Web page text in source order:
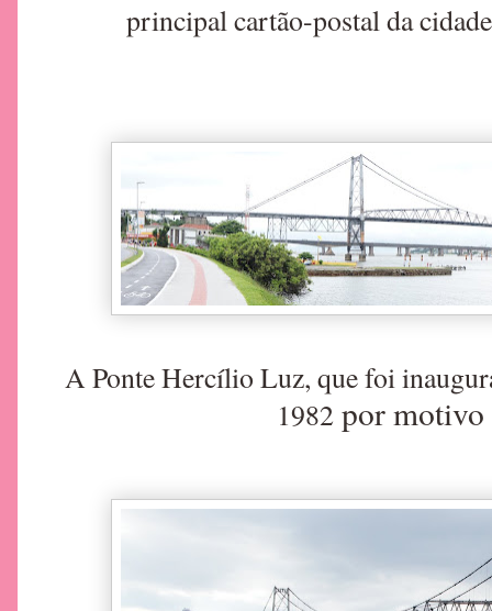
principal cartão-postal da
A Ponte Hercílio Luz, que foi
1982 por motivo